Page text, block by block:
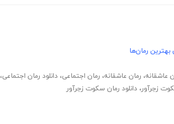
بهترین رمان‌ها
عاشقانه، رمان عاشقانه، رمان اجتماعی، دانلود رمان اجتماعی،
زجرآور، دانلود رمان سکوت زجرآور